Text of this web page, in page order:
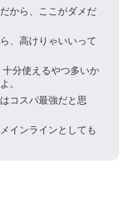
から、ここがダメだ
、高けりゃいいって
分使えるやつ多いか
。
コスパ最強だと思
インラインとしても